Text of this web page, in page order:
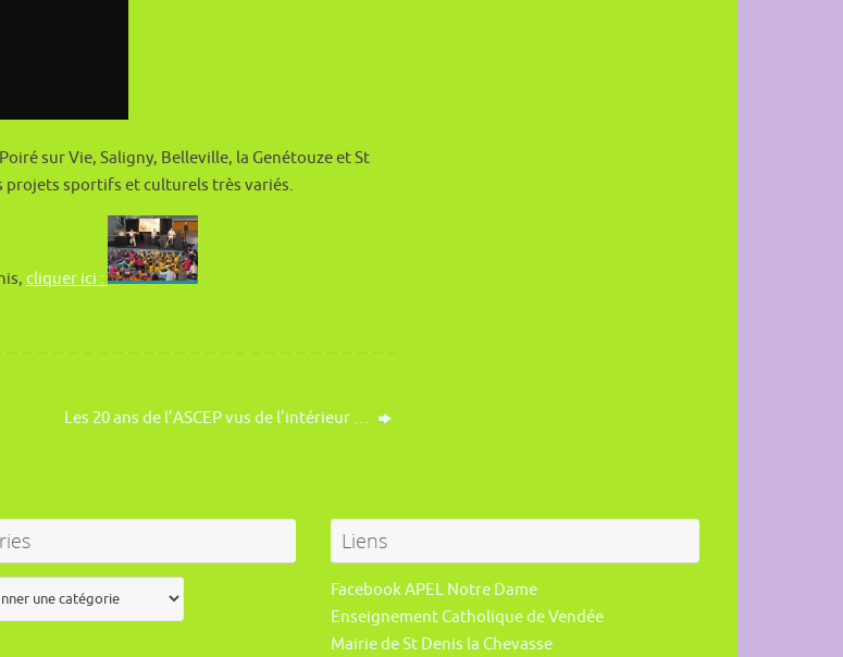
sur Vie, Saligny, Belleville, la Genétouze et St
projets sportifs et culturels très variés.
cliquer ici :
Les 20 ans de l’ASCEP vus de l’intérieur …
Liens
Facebook APEL Notre Dame
Enseignement Catholique de Vendée
Mairie de St Denis la Chevasse